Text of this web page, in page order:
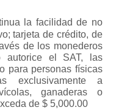
la facilidad de no
tarjeta de crédito, de
de los monederos
autorice el SAT, las
para personas físicas
exclusivamente a
ganaderas o
de $ 5,000.00